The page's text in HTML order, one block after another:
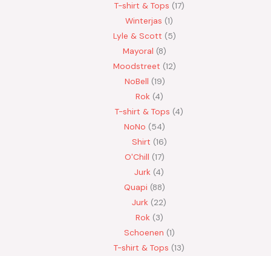
T-shirt & Tops 17
Winterjas 1
Lyle & Scott
5
Mayoral 8
Moodstreet 12
NoBell 19
Rok 4
T-shirt & Tops 4
NoNo
54
Shirt 16
O'Chill 17
Jurk 4
Quapi 88
Jurk 22
Rok 3
Schoenen 1
T-shirt & Tops 13